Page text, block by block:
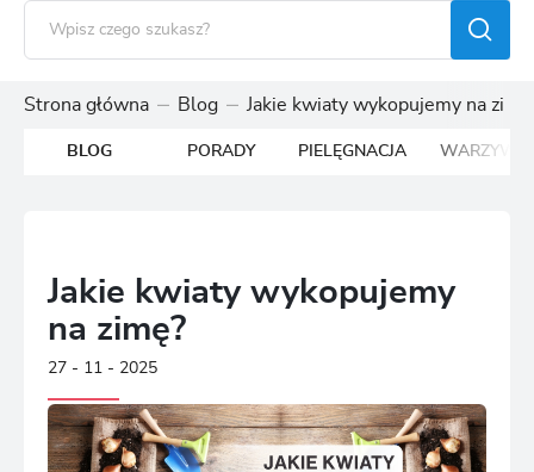
Strona główna Blog Jakie kwiaty wykopujemy na
BLOG PORADY PIELĘGNACJA WARZYWA
Jakie kwiaty wykopujemy
na zimę?
27 - 11 - 2025
Waluta